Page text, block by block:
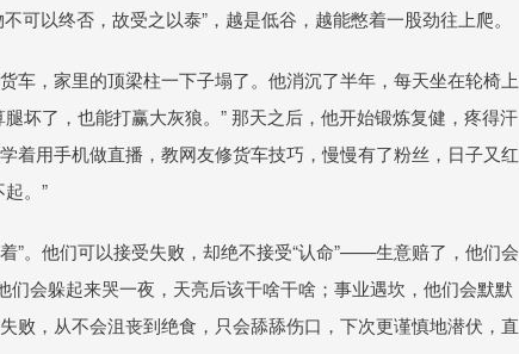
可以终否，故受之以泰”，越是低谷，越能憋着一股劲往上爬。
车，家里的顶梁柱一下子塌了。他消沉了半年，每天坐在轮椅上
坏了，也能打赢大灰狼。” 那天之后，他开始锻炼复健，疼得汗
着用手机做直播，教网友修货车技巧，慢慢有了粉丝，日子又红
。”
”。他们可以接受失败，却绝不接受“认命”——生意赔了，他们会
们会躲起来哭一夜，天亮后该干啥干啥；事业遇坎，他们会默默
败，从不会沮丧到绝食，只会舔舔伤口，下次更谨慎地潜伏，直